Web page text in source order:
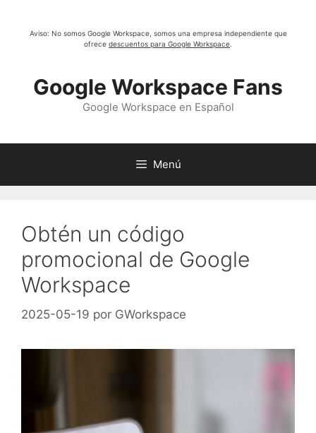
Aviso: No somos Google Workspace, somos una empresa independiente que
ofrece descuentos para Google Workspace
Google Workspace Fans
Google Workspace en Español
Menú
Obtén un código
promocional de Google
Workspace
2025-05-19 por GWorkspace